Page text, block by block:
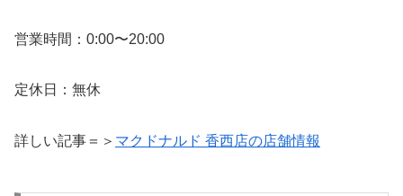
営業時間：0:00〜20:00
定休日：無休
詳しい記事＝＞ マクドナルド 香西店の店舗情報